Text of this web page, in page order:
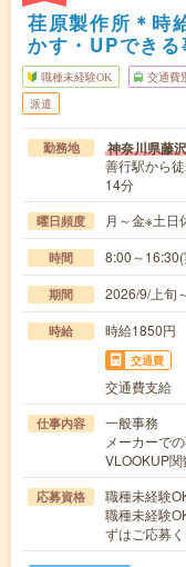
荏原製作所＊時
かす・UPできる
職種未経験OK 交通費
派遣
勤務地 神奈川県藤
善行駅から
14分
曜日頻度 月～金※土日
時間 8:00～
期間 2026/9/上旬
時給 時給1850円
交通費
交通費支給
仕事内容
一般事務
メーカーで
VLOOKUP
応募資格
職種未経験
職種未経験
ずはご応募